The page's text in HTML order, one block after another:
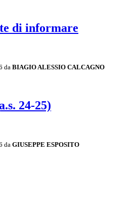
di informare
da BIAGIO ALESSIO CALCAGNO
24-25)
da GIUSEPPE ESPOSITO